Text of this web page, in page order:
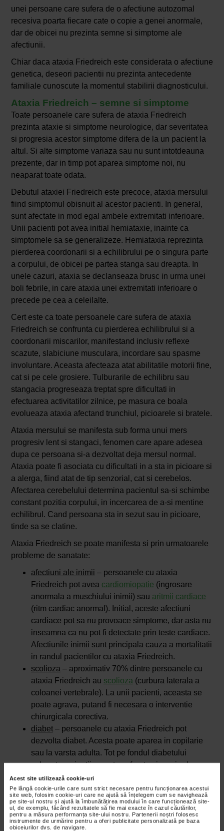
Acest site utilizează cookie-uri
Pe lângă cookie-urile care sunt strict necesare pentru funcționarea acestui
site web, folosim cookie-uri care ne ajută să înțelegem cum se navighează
pe site-ul nostru și ajută la îmbunătățirea modului în care funcționează site-
ul, de exemplu, făcând rezultatele să fie mai exacte în cazul căutărilor,
pentru a măsura performanța site-ului nostru. Partenerii noștri folosesc
instrumente de urmărire pentru a oferi publicitate personalizată pe baza
obiceiurilor dvs. de navigare.
unei persoane care sufera de o afectiune autozomal
recesiva poarta fiecare cate o copie a genei anormale,
dar de obicei nu prezinta semne si simptome ale
afectiunii.
Chiar daca ataxia Friedreich este considerata o afectiune
genetica, deseori pacientii nu prezinta antecedente
familiale cunoscute la momentul stabilirii diagnosticului.
Ataxia Friedreich – semne si simptome
Toate persoanele care sufera de ataxia Friedreich
prezinta ataxie si simptome neurologice, dar severitatea
si progresia acestor simptome difera de la un pacient la
altul. Si alte simptome variaza sau nu sunt intotdeauna
prezente, dar in timp pot aparea simptome noi, nu
neaparat toate odata.
Debutul ataxiei Friedreich este precoce, ataxia mersului
fiind simptomul obisnuit al acestor pacienti. In general,
sunt afectate in mod egal ambele extremitati inferioare.
Unii pacienti pot avea initial hemiataxie, inainte ca
simptomele sa se generalizeze. Hemiataxia reprezinta
pierderea coordonarii si a echilibrului pe o singura parte
a corpului, de obicei pe partea stanga sau dreapta. In
unele cazuri, ataxia se declanseaza brusc in urma unei
boli febrile, in care ataxia unei extremitati inferioare o
precede pe cea a celeilalte.
Cert este ca toate persoanele care sufera de ataxia
Friedreich se confrunta cu pierderea echilibrului si a
coordonarii miscarilor, manifestand inclusiv reflexe
scazute, slabiciune musculara, incordare sau spasme
involuntare. Aceasta afecteaza atat abilitatile motorii fine,
cat si pe cele grosiere. Tulburarile de echilibru sau
stangacia progreseaza treptat spre dificultati in
efectuarea activitatilor zilnice, pe masura ce boala
evolueaza ataxia afectand trunchiul, picioarele si bratele.
Ataxia mersului se manifesta sub forma unui mers
progresiv lent si stangaci, fenomen care apare adesea
dupa ce persoana si-a dezvoltat deja mersul normal.
Ataxia poate fi asociata cu dificultati in a sta in picioare si
a alerga, fiind atat de tip senzorial, cat si cerebelos.
Afectarea cerebelului determina pacientul sa-si schimbe
constant pozitia corpului, in incercarea de a-si mentine
echilibrul. Cand persoana sta in sezut sau in picioare,
tinde sa se clatine.
Ataxia Friedreich se poate manifesta si prin urmatoarele
probleme de sanatate:
afectiuni ale inimii – persoanele cu ataxia
Friedreich pot avea cardiomiopatie (ingrosare
anormala a muschiului inimii) sau aritmii cardiace
(ritm cardiac anormal). Initial, aceste afectiuni
cardiace pot sa nu provoace simptome, dar asta nu
inseamna ca nu pot fi detectate prin teste cardiace.
Afectiunile inimii sunt principala cauza a mortalitatii
in randul pacientilor cu ataxia Friedreich.
scolioza – aproximativ 70% dintre persoanele cu
ataxia Friedreich au scolioza (curbura laterala a
coloanei vertebrale). La unii pacienti, aceasta se
poate agrava, putand fi necesara o interventie
chirurgicala corectiva.
diabet– persoanele cu ataxia Friedreich pot
dezvolta diabet. Acesta poate aparea in copilarie
sau la varsta adulta. Tot pe fondul diabetului
zaharat, pacientii se pot confrunta si cu pierderea
senzatiilor de la nivelul mainilor si picioarelor
(neuropatie periferica). Este important sa se
efectueze screening regulat, astfel incat diabetul sa
poata fi depistat si gestionat la timp.
oboseala– afecteaza majoritatea persoanelor cu